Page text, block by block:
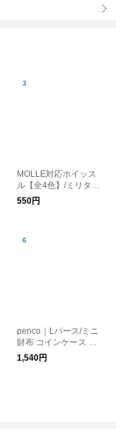
MOLLE対応ホイッス
ル【全4色】/ミリタリ
ー 笛 防災
550円
penco｜Lパース/ミニ
財布 コインケース カ
ードケース
1,540円